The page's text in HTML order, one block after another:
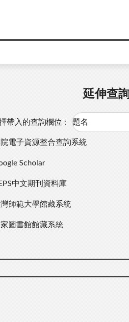
延伸查詢
帶入的查詢欄位：
電子資源整合查詢系統
Scholar
中文期刊資料庫
師範大學館藏系統
家圖書館館藏系統